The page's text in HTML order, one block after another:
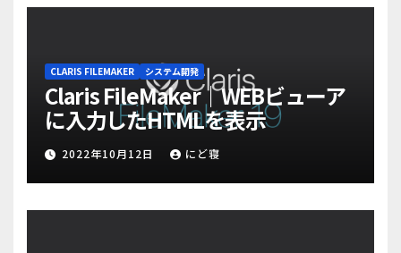
CLARIS FILEMAKER システム開発
Claris FileMaker｜WEBビューア
に入力したHTMLを表示
2022年10月12日 にど寝